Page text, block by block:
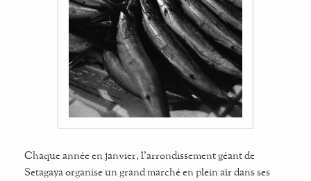
Chaque année en janvier, l'arrondissement géant de
Setagaya organise un grand marché en plein air dans ses